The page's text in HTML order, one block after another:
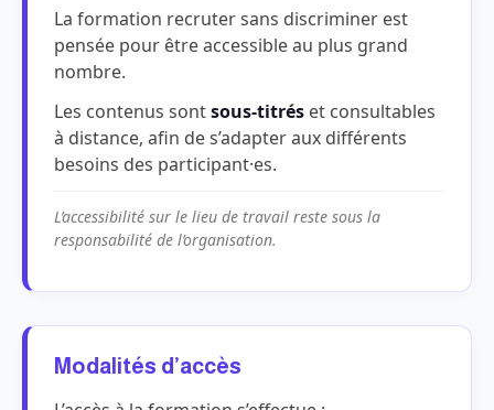
La formation recruter sans discriminer est
pensée pour être accessible au plus grand
nombre.
Les contenus sontsous-titrés et consultables
à distance, afin de s’adapter aux différents
besoins des participant·es.
L’accessibilité sur le lieu de travail reste sous la
responsabilité de l’organisation.
Modalités d’accès